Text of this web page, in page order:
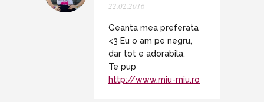
22.02.2016
Geanta mea preferata
<3 Eu o am pe negru,
dar tot e adorabila.
Te pup
http://www.miu-miu.ro